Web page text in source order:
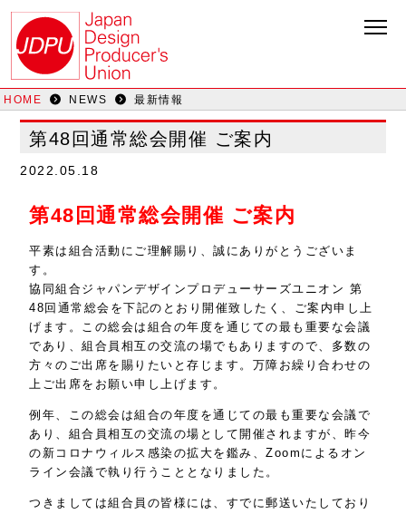
HOME NEWS 最新情報
第48回通常総会開催 ご案内
2022.05.18
第48回通常総会開催 ご案内
平素は組合活動にご理解賜り、誠にありがとうございま
す。
協同組合ジャパンデザインプロデューサーズユニオン 第
48回通常総会を下記のとおり開催致したく、ご案内申し上
げます。この総会は組合の年度を通じての最も重要な会議
であり、組合員相互の交流の場でもありますので、多数の
方々のご出席を賜りたいと存じます。万障お繰り合わせの
上ご出席をお願い申し上げます。
例年、この総会は組合の年度を通じての最も重要な会議で
あり、組合員相互の交流の場として開催されますが、昨今
の新コロナウィルス感染の拡大を鑑み、Zoomによるオン
ライン会議で執り行うこととなりました。
つきましては組合員の皆様には、すでに郵送いたしており